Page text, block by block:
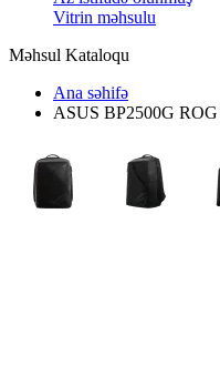
Vitrin məhsulu
Məhsul Kataloqu
Ana səhifə
ASUS BP2500G